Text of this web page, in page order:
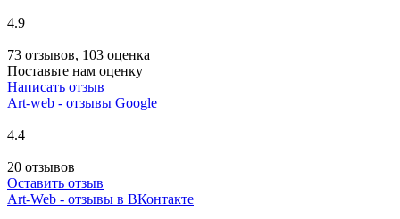
4.9
73 отзывов, 103 оценка
Поставьте нам оценку
Написать отзыв
Art-web - отзывы Google
4.4
20 отзывов
Оставить отзыв
Art-Web - отзывы в ВКонтакте